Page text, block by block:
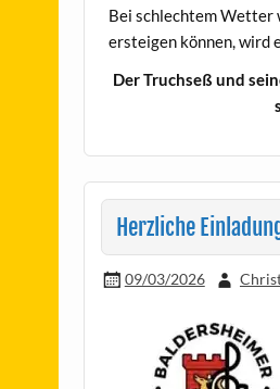
Bei schlechtem Wetter
ersteigen können, wird
Der Truchseß und
Herzliche
09/03/2026